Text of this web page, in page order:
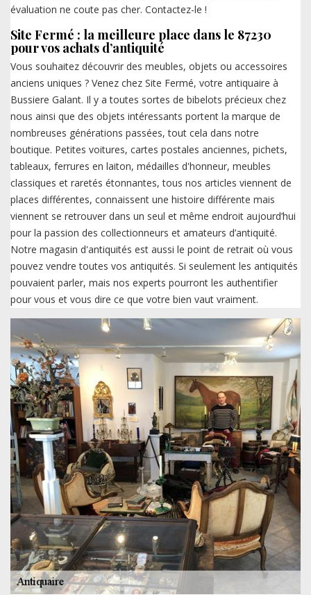
évaluation ne coute pas cher. Contactez-le !
Site Fermé : la meilleure place dans le 87230
pour vos achats d’antiquité
Vous souhaitez découvrir des meubles, objets ou accessoires
anciens uniques ? Venez chez Site Fermé, votre antiquaire à
Bussiere Galant. Il y a toutes sortes de bibelots précieux chez
nous ainsi que des objets intéressants portent la marque de
nombreuses générations passées, tout cela dans notre
boutique. Petites voitures, cartes postales anciennes, pichets,
tableaux, ferrures en laiton, médailles d'honneur, meubles
classiques et raretés étonnantes, tous nos articles viennent de
places différentes, connaissent une histoire différente mais
viennent se retrouver dans un seul et même endroit aujourd’hui
pour la passion des collectionneurs et amateurs d’antiquité.
Notre magasin d'antiquités est aussi le point de retrait où vous
pouvez vendre toutes vos antiquités. Si seulement les antiquités
pouvaient parler, mais nos experts pourront les authentifier
pour vous et vous dire ce que votre bien vaut vraiment.